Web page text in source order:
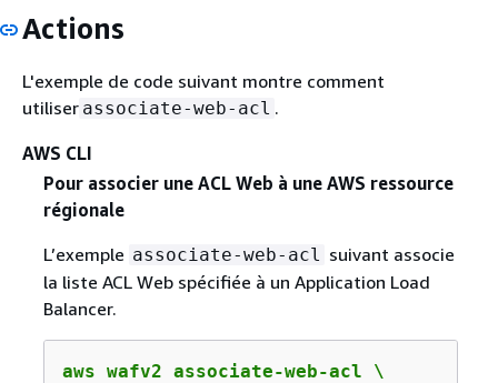
Actions
L'exemple de code suivant montre comment
utiliser associate-web-acl .
AWS CLI
Pour associer une ACL Web à une AWS ressource
régionale
L’exemple associate-web-acl
suivant associe
la liste ACL Web spécifiée à un Application Load
Balancer.
aws wafv2 associate-web-acl \